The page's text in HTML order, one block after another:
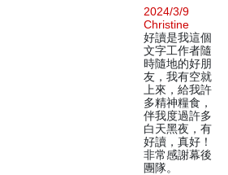
2024/3/9
Christine
好讀是我這個
文字工作者隨
時隨地的好朋
友，我有空就
上來，給我許
多精神糧食，
伴我度過許多
白天黑夜，有
好讀，真好！
非常感謝幕後
團隊。